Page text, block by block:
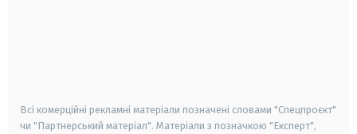
Всі комерційні рекламні матеріали позначені словами "Спецпроєкт"
чи "Партнерський матеріал". Матеріали з позначкою "Експерт",